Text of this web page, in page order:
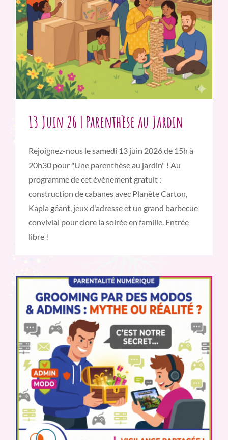
13 Juin 26 | Parenthèse au Jardin
Rejoignez-nous le samedi 13 juin 2026 de 15h à
20h30 pour "Une parenthèse au jardin" ! Au
programme de cet événement gratuit :
construction de cabanes avec Planète Carton,
Kapla géant, jeux d'adresse et un grand barbecue
convivial pour clore la soirée en famille. Entrée
libre !